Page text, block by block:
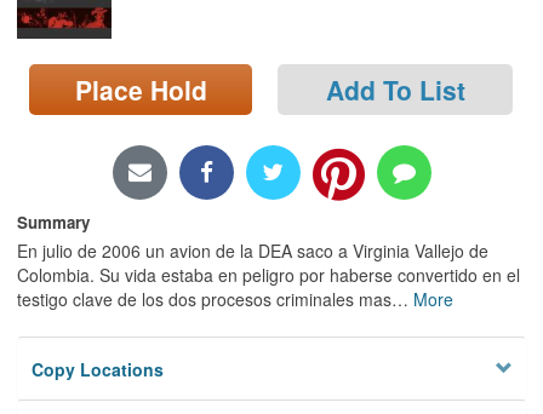
Search
Locations/Hours (external
page)
Place Hold Add To List
Summary
En julio de 2006 un avion de la DEA saco a Virginia Vallejo de
Colombia. Su vida estaba en peligro por haberse convertido en el
testigo clave de los dos procesos criminales mas… More
Copy Locations